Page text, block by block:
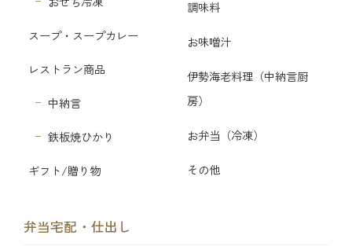
スープ・スープカレー
レストラン商品
中納言
鉄板焼ひかり
ギフト/贈り物
調味料
お味噌汁
伊勢海老料理（中納言厨
房）
お弁当（冷凍）
その他
弁当宅配・仕出し